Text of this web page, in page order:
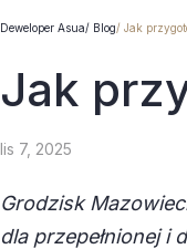
Deweloper Asua Blog Jak
Jak
lis 7, 2025
Grodzisk
dla przepełnionej